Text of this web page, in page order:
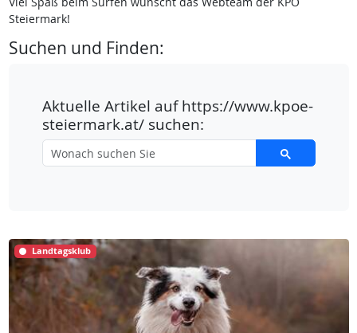
Steiermark!
Suchen und Finden:
Aktuelle Artikel auf https://www.kpoe-
steiermark.at/ suchen:
Landtagsklub